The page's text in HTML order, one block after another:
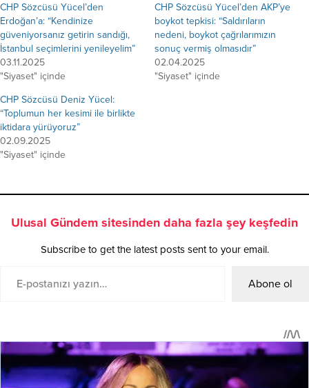
CHP Sözcüsü Yücel’den
Erdoğan’a: “Kendinize
güveniyorsanız getirin sandığı,
İstanbul seçimlerini yenileyelim”
03.11.2025
"Siyaset" içinde
CHP Sözcüsü Yücel’den AKP’ye
boykot tepkisi: “Saldırıların
nedeni, boykot çağrılarımızın
sonuç vermiş olmasıdır”
02.04.2025
"Siyaset" içinde
CHP Sözcüsü Deniz Yücel:
“Toplumun her kesimi ile birlikte
iktidara yürüyoruz”
02.09.2025
"Siyaset" içinde
Ulusal Gündem sitesinden daha fazla şey keşfedin
Subscribe to get the latest posts sent to your email.
Abone ol